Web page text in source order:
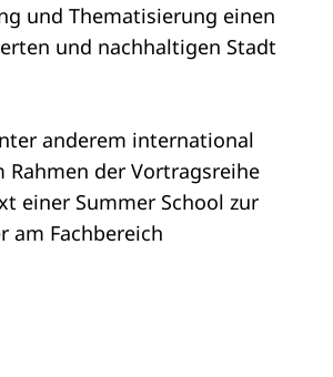
und Thematisierung einen
und nachhaltigen Stadt
anderem international
der Vortragsreihe
einer Summer School zur
am Fachbereich